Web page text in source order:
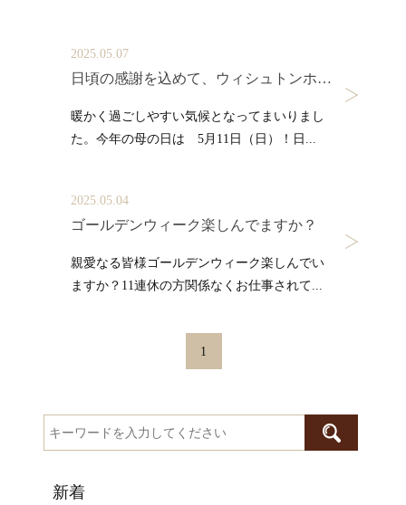
2025.05.07
日頃の感謝を込めて、ウィシュトンホテルで母の日
暖かく過ごしやすい気候となってまいりまし
た。今年の母の日は 5月11日（日）！日...
2025.05.04
ゴールデンウィーク楽しんでますか？
親愛なる皆様ゴールデンウィーク楽しんでい
ますか？11連休の方関係なくお仕事されて...
1
新着